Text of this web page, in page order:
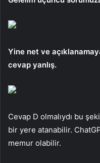
Yine net ve
cevap yanlış.
Cevap D olmalıydı bu
bir yere atanabilir.
memur olabilir.